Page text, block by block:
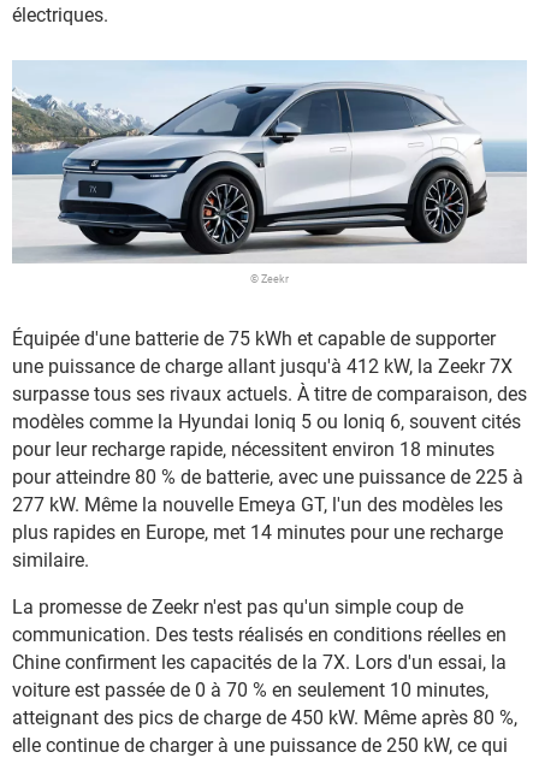
électriques.
© Zeekr
Équipée d'une batterie de 75 kWh et capable de supporter
une puissance de charge allant jusqu'à 412 kW, la Zeekr 7X
surpasse tous ses rivaux actuels. À titre de comparaison, des
modèles comme la Hyundai Ioniq 5 ou Ioniq 6, souvent cités
pour leur recharge rapide, nécessitent environ 18 minutes
pour atteindre 80 % de batterie, avec une puissance de 225 à
277 kW. Même la nouvelle Emeya GT, l'un des modèles les
plus rapides en Europe, met 14 minutes pour une recharge
similaire.
La promesse de Zeekr n'est pas qu'un simple coup de
communication. Des tests réalisés en conditions réelles en
Chine confirment les capacités de la 7X. Lors d'un essai, la
voiture est passée de 0 à 70 % en seulement 10 minutes,
atteignant des pics de charge de 450 kW. Même après 80 %,
elle continue de charger à une puissance de 250 kW, ce qui